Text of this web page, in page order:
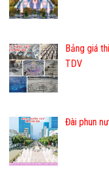
Bảng giá
TDV
Đài phun